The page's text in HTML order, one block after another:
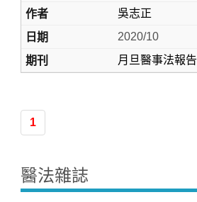
吳志正
2020/10
月旦醫事法報告
1
醫法雜誌